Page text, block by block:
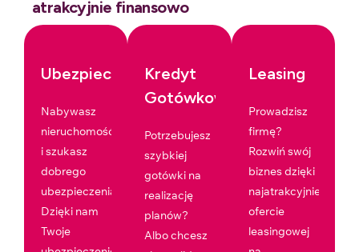
atrakcyjnie finansowo
Ubezpieczenia
Nabywasz
nieruchomość
i szukasz
dobrego
ubezpieczenia?
Dzięki nam
Twoje
Kredyt
Gotówkowy
Potrzebujesz
szybkiej
gotówki na
realizację
planów?
Albo chcesz
Leasing
Prowadzisz
firmę?
Rozwiń swój
biznes dzięki
najatrakcyjniejszej
ofercie
leasingowej